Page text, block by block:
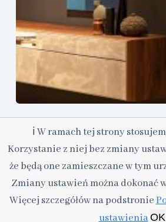
Oświetlenie, które sprawdzi się w
3 kwietnia, 2026
Copyright © 2026 - Motyw WordPress
ℹ W ramach tej strony
Korzystanie z niej bez zmiany
że będą one zamieszczane w tym
Zmiany ustawień można dokonać
Więcej szczegółów na podstronie
ustawieniaOK